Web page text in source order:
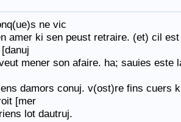
ne vic
amer ki sen peust retraire. (et) cil
mener son afaire. ha; sauies este
damors conuj. v(ost)re fins cuers
[mer
lot dautruj.